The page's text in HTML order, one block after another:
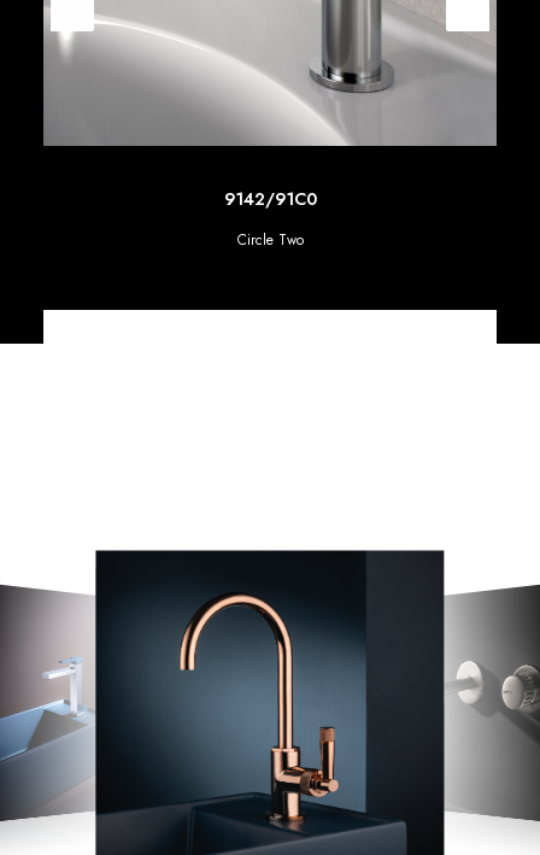
SCOPRI DI PIU'
9142/91C0
Circle Two